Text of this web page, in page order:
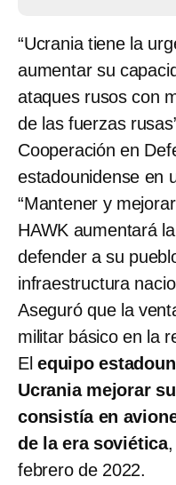
“Ucrania tiene la
aumentar su
ataques rusos con
de las fuerzas
Cooperación en
estadounidense en
“Mantener y
HAWK aumentará
defender a su
infraestructura
Aseguró que la
militar básico en la
El equipo
Ucrania mejorar
consistía en
de la era soviética,
febrero de 2022.